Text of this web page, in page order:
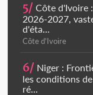
5/ Côte d'Ivoire
2026-2027,
d'éta...
Côte d'Ivoire
6/ Niger :
les conditions
ré...